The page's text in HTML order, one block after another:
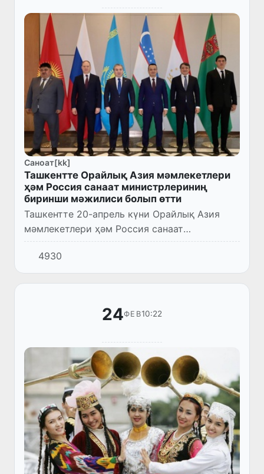
Саноат[kk]
Ташкентте Орайлық Азия мәмлекетлери
ҳәм Россия санаат министрлериниң
биринши мәжилиси болып өтти
Ташкентте 20-апрель күни Орайлық Азия
мәмлекетлери ҳәм Россия санаат
министрлериниң биринши мәжилиси болып
өтти. Илажда Инвестициялар, санаат ҳәм
саўда министри Лазиз Қудратов қатн...
4930
24ФЕВ10:22